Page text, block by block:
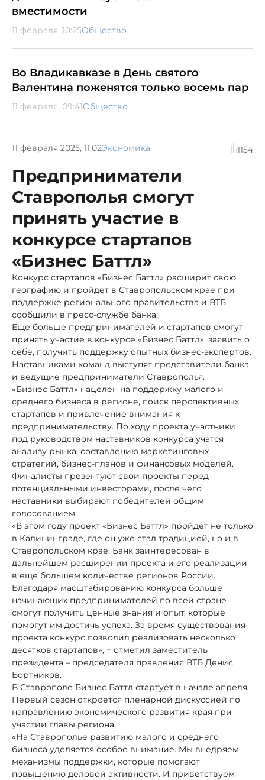
вместимости
11 февраля, 10:25Общество
Во Владикавказе в День святого
Валентина поженятся только восемь пар
11 февраля, 09:41Общество
11 февраля 2025, 11:02Экономика 1154
Предприниматели
Ставрополья смогут
принять участие в
конкурсе стартапов
«Бизнес Баттл»
Конкурс стартапов «Бизнес Баттл» расширит свою
географию и пройдет в Ставропольском крае при
поддержке регионального правительства и ВТБ,
сообщили в пресс-службе банка.
Еще больше предпринимателей и стартапов смогут
принять участие в конкурсе «Бизнес Баттл», заявить о
себе, получить поддержку опытных бизнес-экспертов.
Наставниками команд выступят представители банка
и ведущие предприниматели Ставрополья.
«Бизнес Баттл» нацелен на поддержку малого и
среднего бизнеса в регионе, поиск перспективных
стартапов и привлечение внимания к
предпринимательству. По ходу проекта участники
под руководством наставников конкурса учатся
анализу рынка, составлению маркетинговых
стратегий, бизнес-планов и финансовых моделей.
Финалисты презентуют свои проекты перед
потенциальными инвесторами, после чего
наставники выбирают победителей общим
голосованием.
«В этом году проект «Бизнес Баттл» пройдет не только
в Калининграде, где он уже стал традицией, но и в
Ставропольском крае. Банк заинтересован в
дальнейшем расширении проекта и его реализации
в еще большем количестве регионов России.
Благодаря масштабированию конкурса больше
начинающих предпринимателей по всей стране
смогут получить ценные знания и опыт, которые
помогут им достичь успеха. За время существования
проекта конкурс позволил реализовать несколько
десятков стартапов», − отметил заместитель
президента – председателя правления ВТБ Денис
Бортников.
В Ставрополе Бизнес Баттл стартует в начале апреля.
Первый сезон откроется пленарной дискуссией по
направлению экономического развития края при
участии главы региона.
«На Ставрополье развитию малого и среднего
бизнеса уделяется особое внимание. Мы внедряем
механизмы поддержки, которые помогают
повышению деловой активности. И приветствуем